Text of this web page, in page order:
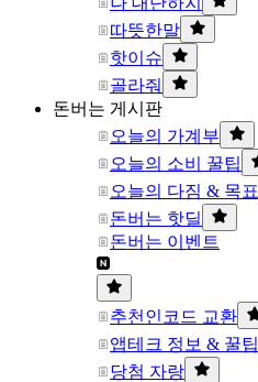
따뜻한말
핫이슈
골라줘
돈버는 게시판
오늘의 가계부
오늘의 소비 꿀팁
오늘의 다짐 & 목표
돈버는 핫딜
돈버는 이벤트
추천인코드 교환
앱테크 정보 & 꿀팁
당첨 자랑